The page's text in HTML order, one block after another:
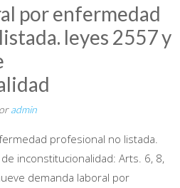
por enfermedad
leyes 2557 y
admin
profesional no listada.
inconstitucionalidad: Arts. 6, 8,
demanda laboral por